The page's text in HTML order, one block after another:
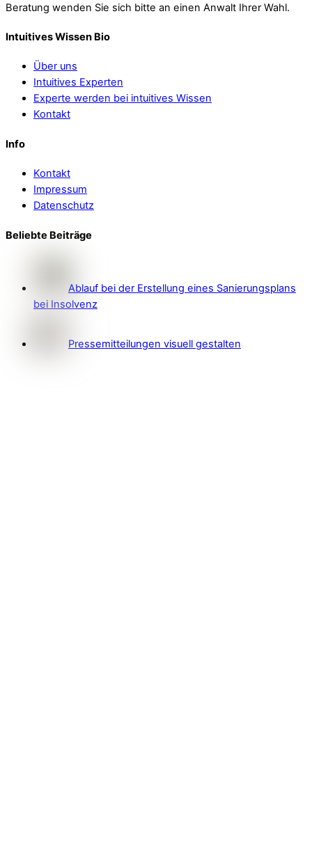
Beratung wenden Sie sich bitte an einen Anwalt Ihrer Wahl.
Intuitives Wissen Bio
Über uns
Intuitives Experten
Experte werden bei intuitives Wissen
Kontakt
Info
Kontakt
Impressum
Datenschutz
Beliebte Beiträge
Ablauf bei der Erstellung eines Sanierungsplans
bei Insolvenz
Pressemitteilungen visuell gestalten